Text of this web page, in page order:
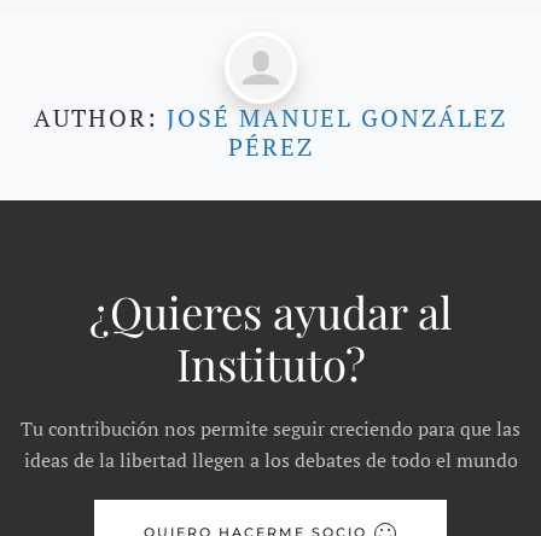
AUTHOR: JOSÉ MANUEL GONZÁLEZ
PÉREZ
¿Quieres ayudar al
Instituto?
Tu contribución nos permite seguir creciendo para que las
ideas de la libertad llegen a los debates de todo el mundo